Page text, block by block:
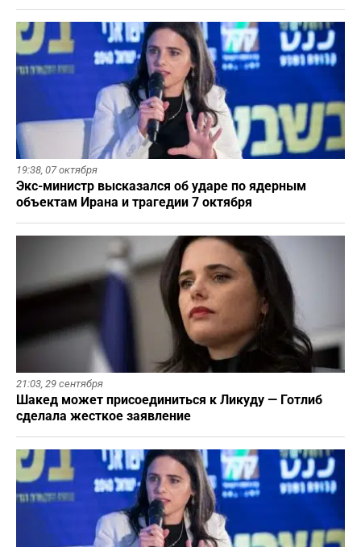
19:38, 07 октября
Экс-министр высказался об ударе по ядерным
объектам Ирана и трагедии 7 октября
21:03, 29 сентября
Шакед может присоединиться к Ликуду — Готлиб
сделала жесткое заявление